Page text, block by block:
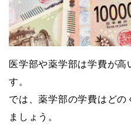
医学部や薬学部は学費が高
す。
では、薬学部の学費はど
ましょう。